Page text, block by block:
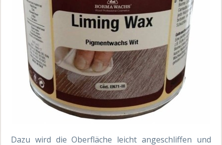
Dazu wird die Oberfläche leicht angeschliffen und